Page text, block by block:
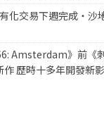
化交易下週完成・沙
Amsterdam》前《
歷時十多年開發新